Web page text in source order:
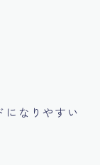
になりやすい